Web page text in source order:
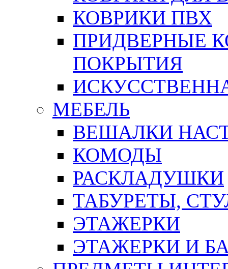
КОВРИКИ ПВХ
ПРИДВЕРНЫЕ
ПОКРЫТИЯ
МЕБЕЛЬ
ВЕШАЛКИ
КОМОДЫ
РАСКЛАДУШКИ
ТАБУРЕТЫ,
ЭТАЖЕРКИ
ЭТАЖЕРКИ И